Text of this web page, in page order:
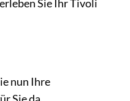
Sie Ihr Tivoli
nun Ihre